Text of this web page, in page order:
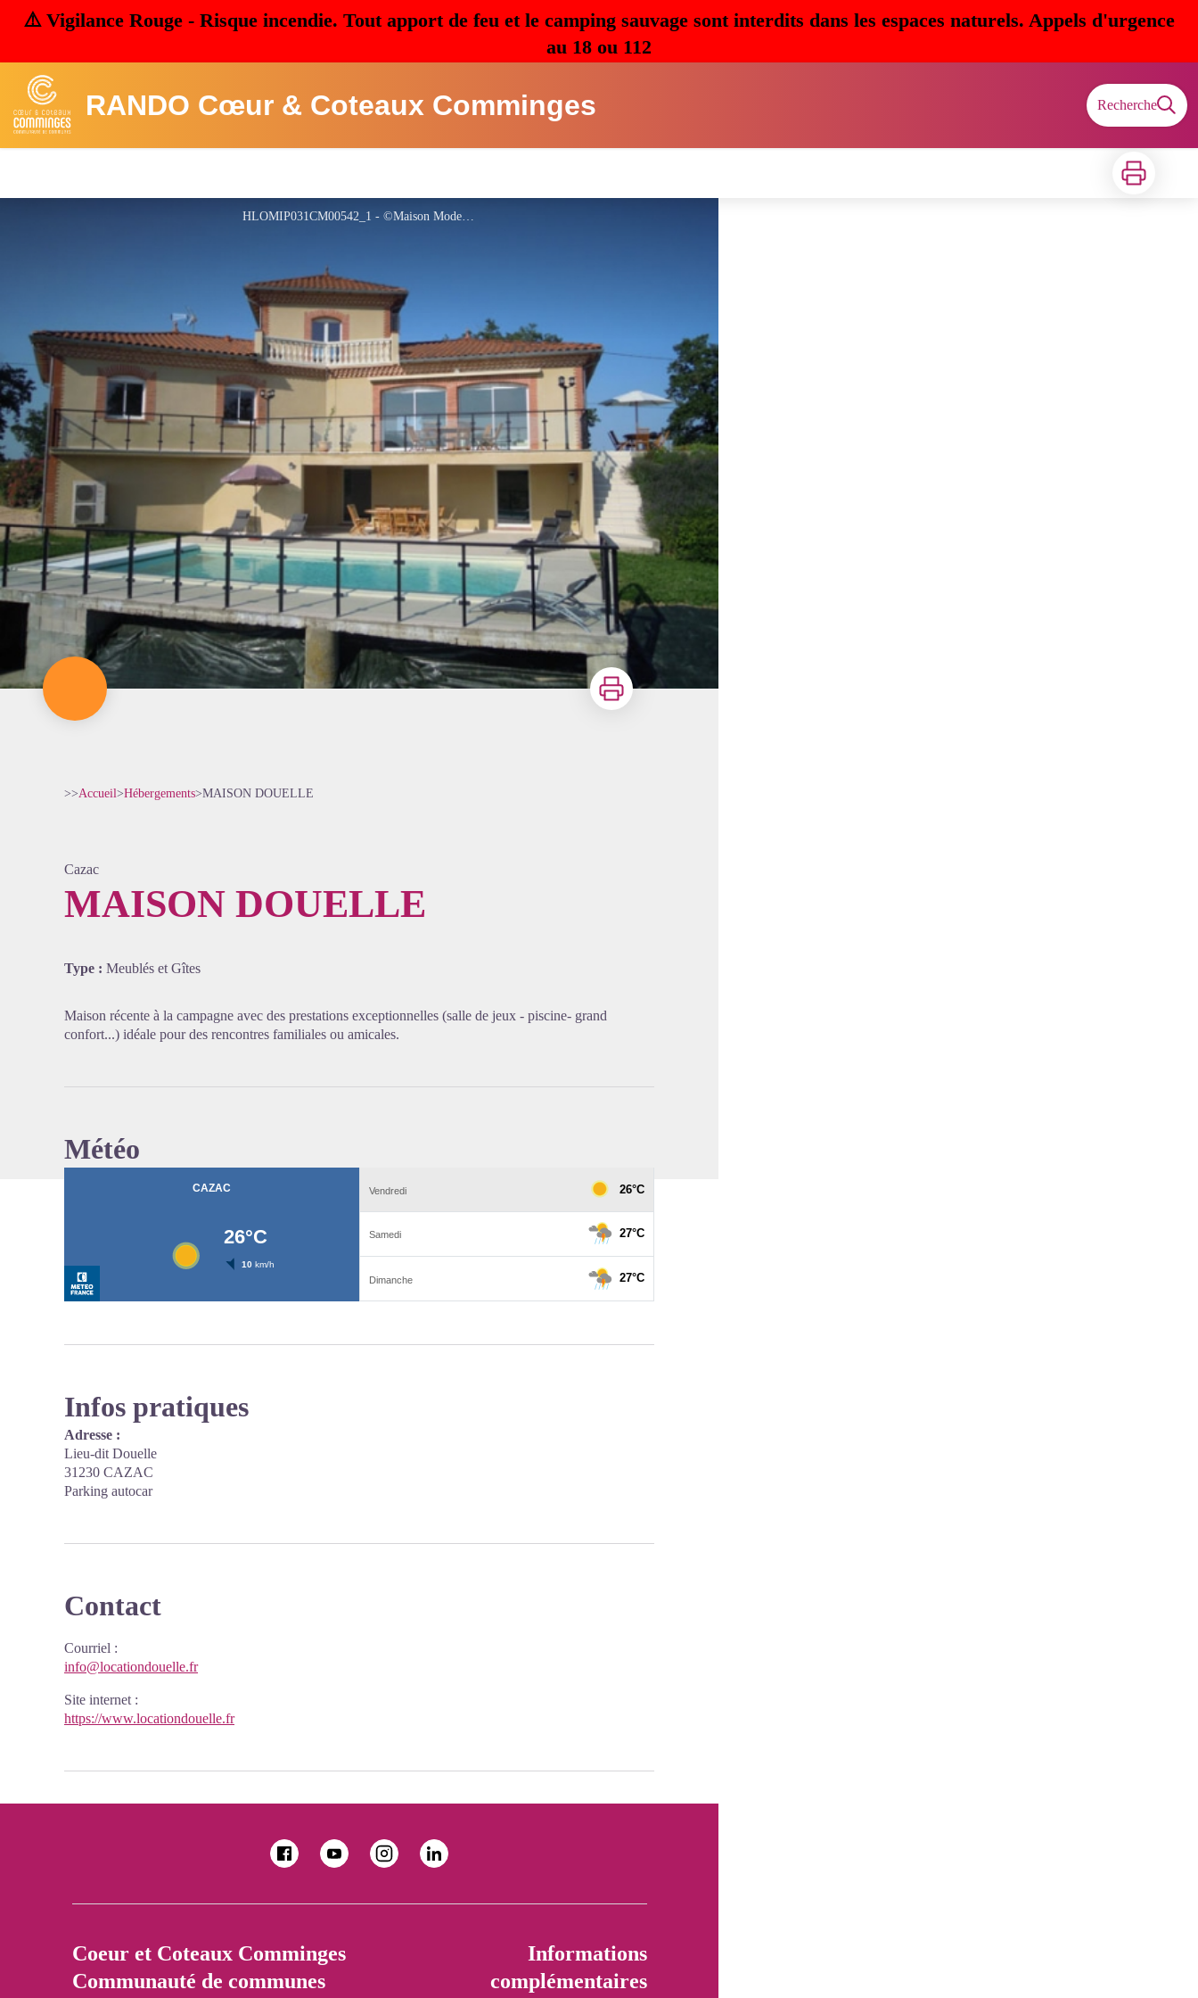
⚠️ Vigilance Rouge - Risque incendie. Tout apport de feu et le camping sauvage sont interdits dans les espaces naturels. Appels d'urgence
au 18 ou 112
RANDO Cœur & Coteaux Comminges Recherche
Imprimer
HLOMIP031CM00542_1 - ©Maison Moderne
Imprimer
>>Accueil>Hébergements>MAISON DOUELLE
Cazac
MAISON DOUELLE
Type : Meublés et Gîtes
Maison récente à la campagne avec des prestations exceptionnelles (salle de jeux - piscine- grand
confort...) idéale pour des rencontres familiales ou amicales.
Météo
Infos pratiques
Adresse :
Lieu-dit Douelle
31230 CAZAC
Parking autocar
Contact
Courriel :
info@locationdouelle.fr
Site internet :
https://www.locationdouelle.fr
Coeur et Coteaux Comminges
Communauté de communes
Informations
complémentaires